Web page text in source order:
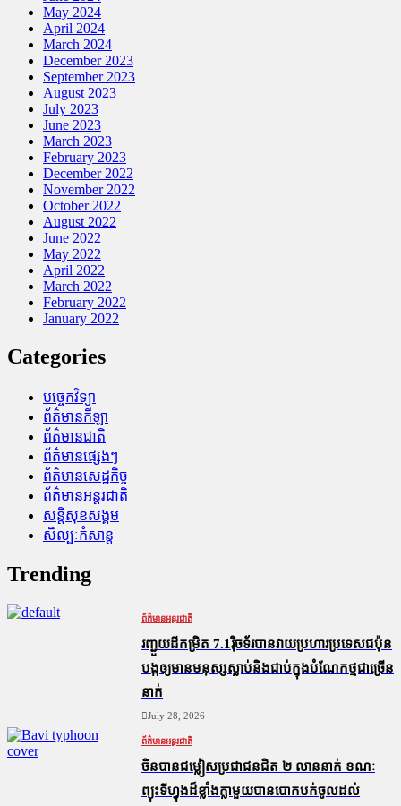
May 2024
April 2024
March 2024
December 2023
September 2023
August 2023
July 2023
June 2023
March 2023
February 2023
December 2022
November 2022
October 2022
August 2022
June 2022
May 2022
April 2022
March 2022
February 2022
January 2022
Categories
បច្ចេកវិទ្យា
ព័ត៌មានកីឡា
ព័ត៌មានជាតិ
ព័ត៌មានផ្សេងៗ
ព័ត៌មានសេដ្ឋកិច្ច
ព័ត៌មានអន្តរជាតិ
សន្តិសុខសង្គម
សិល្បៈកំសាន្ត
Trending
ព័ត៌មានអន្តរជាតិ
រញ្ជួយដីកម្រិត​ 7.1រ៉ិចទ័របានវាយប្រហារប្រទេសជប៉ុន
បង្កឲ្យមានមនុស្សស្លាប់​និង​ជាប់ក្នុងបំណែកថ្មជាច្រើន
នាក់
July 28, 2026
ព័ត៌មានអន្តរជាតិ
ចិនបានជម្លៀសប្រជាជនជិត ២ លាននាក់ ខណៈ
ព្យុះទីហ្វុងដ៏ខ្លាំងក្លាមួយបានបោកបក់ចូលដល់